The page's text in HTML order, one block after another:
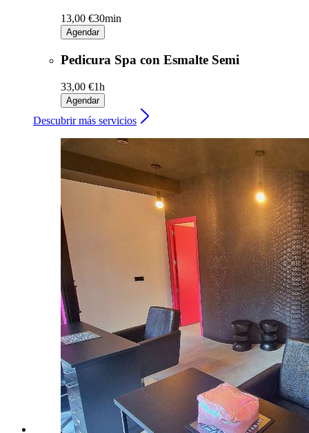
13,00 €30min
Agendar
Pedicura Spa con Esmalte Semi
33,00 €1h
Agendar
Descubrir más servicios